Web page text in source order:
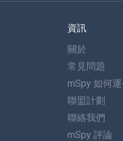
資訊
關於
常見問題
mSpy 如何
聯盟計劃
聯絡我們
mSpy 評論